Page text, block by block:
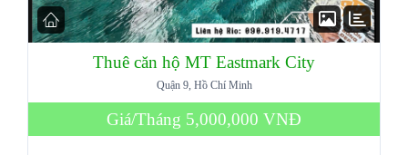
Thuê căn hộ MT Eastmark City
Quận 9, Hồ Chí Minh
Giá/Tháng 5,000,000 VNĐ